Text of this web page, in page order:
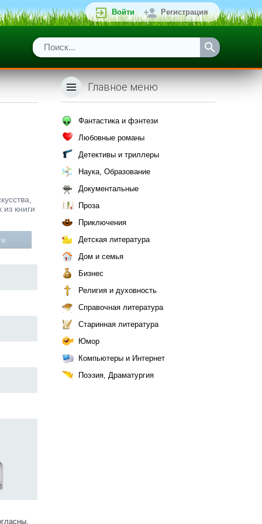
Войти Регистрация
книги
Главное меню
Фантастика и фэнтези
Любовные романы
Детективы и триллеры
Наука, Образование
Документальные
Проза
Приключения
Детская литература
Дом и семья
Бизнес
Религия и духовность
Справочная литература
Старинная литература
Юмор
Компьютеры и Интернет
Поэзия, Драматургия